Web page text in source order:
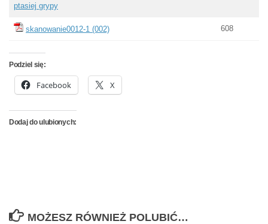
ptasiej grypy
skanowanie0012-1 (002) 608
Podziel się:
Facebook X
Dodaj do ulubionych:
MOŻESZ RÓWNIEŻ POLUBIĆ…